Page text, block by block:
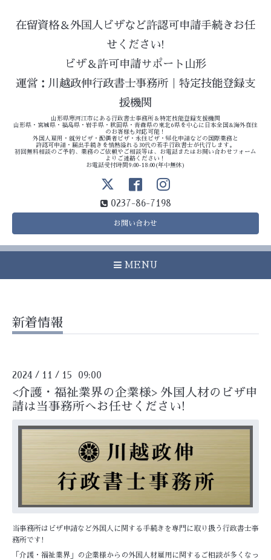
在留資格＆外国人ビザなど許認可申請手続きお任
せください!
ビザ＆許可申請サポート山形
運営：川越政伸行政書士事務所｜特定技能登録支
援機関
山形県寒河江市にある行政書士事務所＆特定技能登録支援機関
山形県・宮城県・福島県・岩手県・秋田県・青森県の東北6県を中心に日本全国&海外在住
のお客様も対応可能！
外国人雇用・就労ビザ・配偶者ビザ・永住ビザ・帰化申請などの国際業務と
許認可申請・届出手続きを情熱溢れる30代の若手行政書士が代行します。
初回無料相談のご予約、業務のご依頼やご相談等は、お電話またはお問い合わせフォーム
よりご連絡ください！
お電話受付時間9:00-18:00(年中無休)
0237-86-7198
お問い合わせ
MENU
新着情報
2024 / 11 / 15 09:00
<介護・福祉業界の企業様> 外国人材のビザ申
請は当事務所へお任せください!
当事務所はビザ申請など外国人に関する手続きを専門に取り扱う行政書士事
務所です!
「介護・福祉業界」の企業様からの外国人材雇用に関するご相談が多くなっ